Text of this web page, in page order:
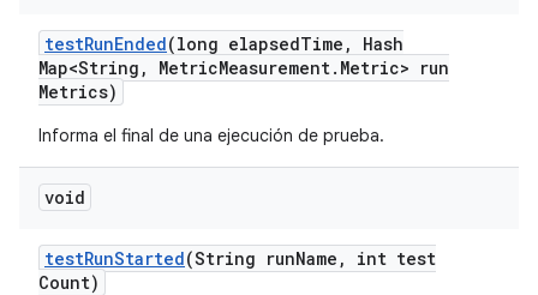
testRunEnded(long elapsedTime ,
Hash
Map<String , MetricMeasurement. Metric> run
Metrics)
Informa el final de una ejecución de prueba.
void
testRunStarted(String runName ,
int test
Count)